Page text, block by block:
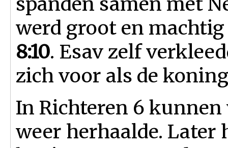
werd groot en machtig
8:10. Esav zelf
zich voor als de
In Richteren 6 kunnen
weer herhaalde. Later